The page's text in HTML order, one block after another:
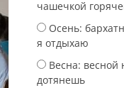
чашечкой
Осень:
я отдыхаю
Весна: весной
дотянешь